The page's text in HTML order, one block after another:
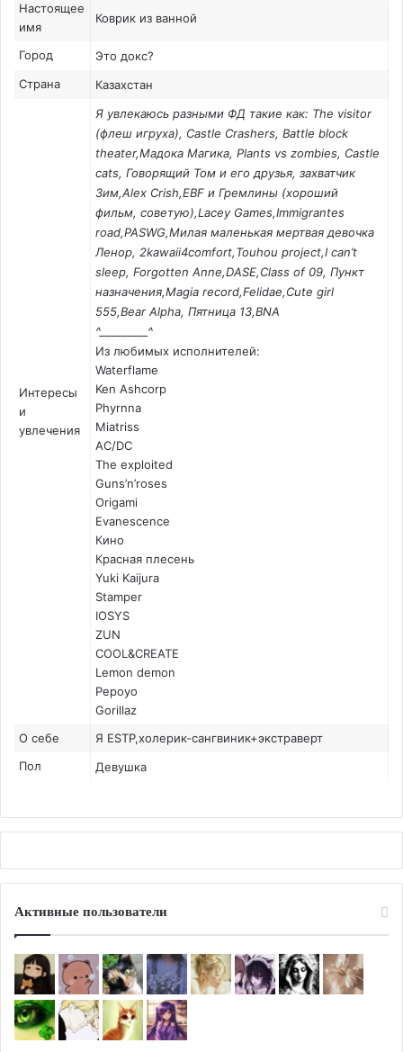
Настоящее
имя
Коврик из ванной
Город
Это докс?
Страна
Казахстан
Интересы
и
увлечения
Я увлекаюсь разными ФД такие как: The visitor
(флеш игруха), Castle Crashers, Battle block
theater,Мадока Магика, Plants vs zombies, Castle
cats, Говорящий Том и его друзья, захватчик
Зим,Alex Crish,EBF и Гремлины (хороший
фильм, советую),Lacey Games,Immigrantes
road,PASWG,Милая маленькая мертвая девочка
Ленор, 2kawaii4comfort,Touhou project,I can’t
sleep, Forgotten Anne,DASE,Class of 09, Пункт
назначения,Magia record,Felidae,Cute girl
555,Bear Alpha, Пятница 13,BNA
^⁠_⁠_⁠_⁠_⁠_⁠_⁠_⁠_⁠_^
Из любимых исполнителей:
Waterflame
Ken Ashcorp
Phyrnna
Miatriss
AC/DC
The exploited
Guns’n’roses
Origami
Evanescence
Кино
Красная плесень
Yuki Kaijura
Stamper
IOSYS
ZUN
COOL&CREATE
Lemon demon
Pepoyo
Gorillaz
О себе
Я ESTP,холерик-сангвиник+экстраверт
Пол
Девушка
Активные пользователи